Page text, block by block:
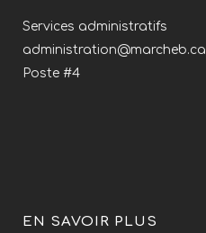
Services administratifs
administration@marcheb.ca
Poste #4
EN SAVOIR PLUS